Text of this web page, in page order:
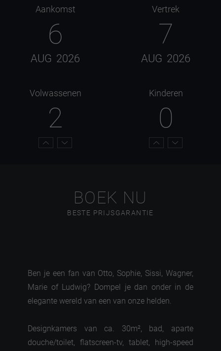
Aankomst
6
AUG 2026
Vertrek
7
AUG 2026
Volwassenen
2
Kinderen
0
BOEK NU
BESTE PRIJSGARANTIE
Ben je een fan van Otto, Sophie, Sissi, Wagner,
Marie of Ludwig? Dompel je dan onder in de
elegante wereld van een van onze helden.
Designkamers van ca. 30m², bad, aparte
douche/toilet, flatscreen-tv, tablet, high-speed